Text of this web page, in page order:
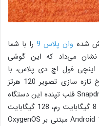
وان پلاس 9 را با شما
نشان می‌داد که این گوشی
هوشمند با صفحه‌نمایش تخت 6.55 اینچی فول اچ دی پلاس، با
نسبت تصویر 20.9 و پشتیبانی از نرخ تازه سازی تصویر 120 هرتز
مجهز می‌شود. چیپست Snapdragon 888 5G قلب تپنده این دستگاه
خواهد بود. این گوشی ممکن است با 8 گیگابایت رم، 128 گیگابایت
فضای ذخیره سازی و سیستم عامل Android 11 مبتنی بر OxygenOS